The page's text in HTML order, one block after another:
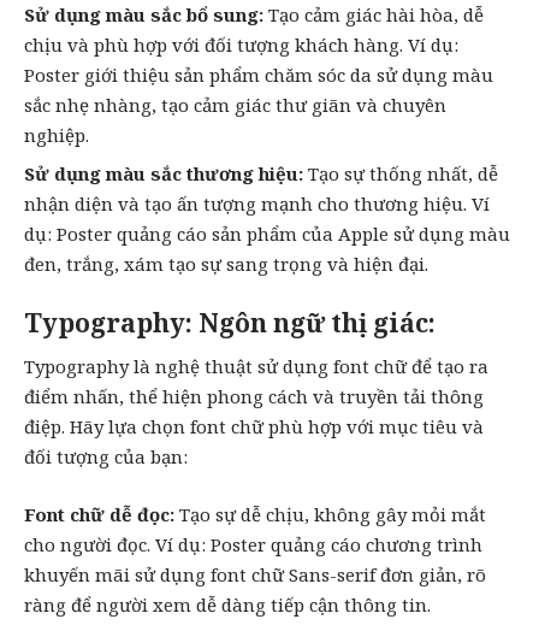
Sử dụng màu sắc bổ sung: Tạo cảm giác hài hòa, dễ
chịu và phù hợp với đối tượng khách hàng. Ví dụ:
Poster giới thiệu sản phẩm chăm sóc da sử dụng màu
sắc nhẹ nhàng, tạo cảm giác thư giãn và chuyên
nghiệp.
Sử dụng màu sắc thương hiệu: Tạo sự thống nhất, dễ
nhận diện và tạo ấn tượng mạnh cho thương hiệu. Ví
dụ: Poster quảng cáo sản phẩm của Apple sử dụng màu
đen, trắng, xám tạo sự sang trọng và hiện đại.
Typography: Ngôn ngữ thị giác:
Typography là nghệ thuật sử dụng font chữ để tạo ra
điểm nhấn, thể hiện phong cách và truyền tải thông
điệp. Hãy lựa chọn font chữ phù hợp với mục tiêu và
đối tượng của bạn:
Font chữ dễ đọc: Tạo sự dễ chịu, không gây mỏi mắt
cho người đọc. Ví dụ: Poster quảng cáo chương trình
khuyến mãi sử dụng font chữ Sans-serif đơn giản, rõ
ràng để người xem dễ dàng tiếp cận thông tin.